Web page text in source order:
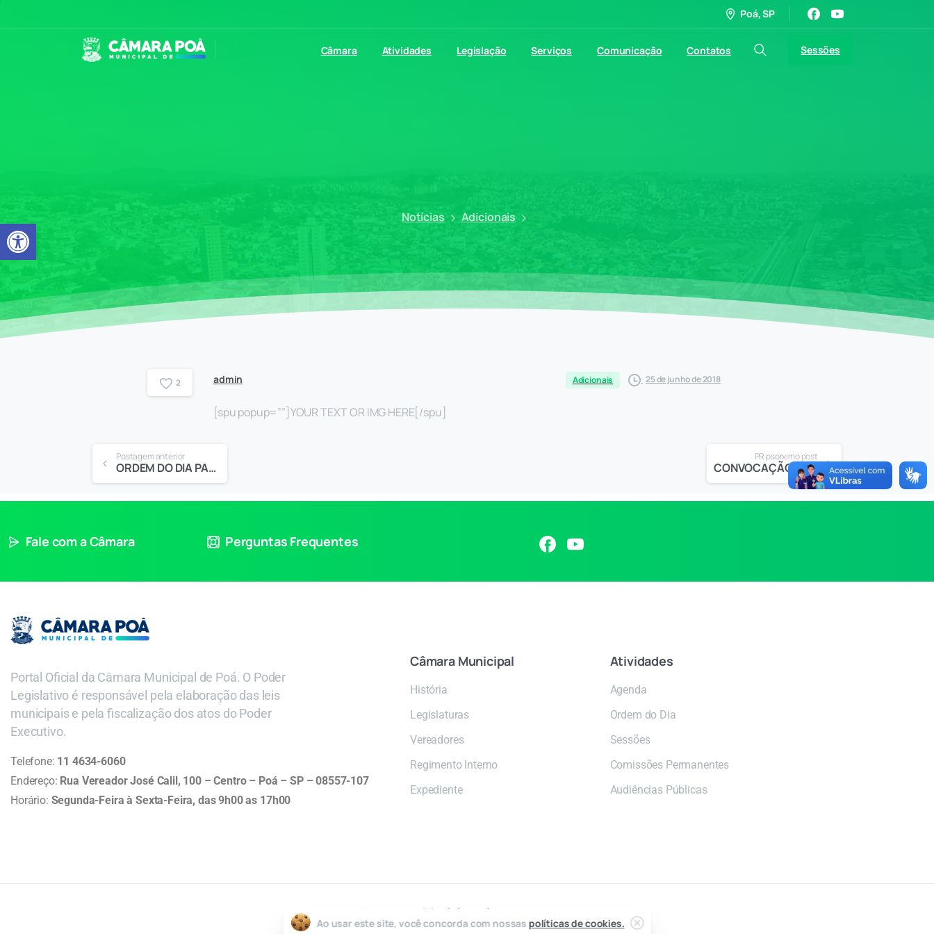
Abrir a barra de ferramentas
Poá, SP
Câmara Atividades Legislação Serviços Comunicação Contatos Sessões
Notícias Adicionais
2 admin Adicionais 25 de junho de 2018
[spu popup=””]YOUR TEXT OR IMG HERE[/spu]
Postagem anterior
ORDEM DO DIA PARA A 21ª SESSÃO ORDINÁRIA
PR psorximo post
CONVOCAÇÃO EXTRAORDINÁRIA
Fale com a Câmara Perguntas Frequentes
Portal Oficial da Câmara Municipal de Poá. O Poder
Legislativo é responsável pela elaboração das leis
municipais e pela fiscalização dos atos do Poder
Executivo.
Telefone: 11 4634-6060
Endereço: Rua Vereador José Calil, 100 – Centro – Poá – SP – 08557-107
Horário: Segunda-Feira à Sexta-Feira, das 9h00 as 17h00
Câmara Municipal
História
Legislaturas
Vereadores
Regimento Interno
Expediente
Atividades
Agenda
Ordem do Dia
Sessões
Comissões Permanentes
Audiências Públicas
2026 © Câmara Municipal de Poá
Ao usar este site, você concorda com nossas políticas de cookies.